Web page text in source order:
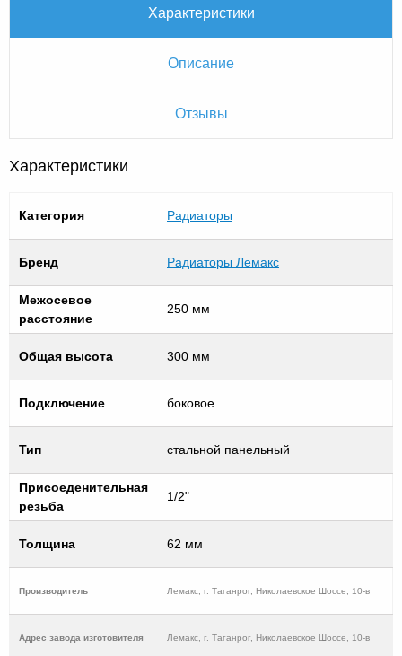
Характеристики
Описание
Отзывы
Характеристики
Категория Радиаторы
Бренд Радиаторы Лемакс
Межосевое
расстояние
250 мм
Общая высота 300 мм
Подключение боковое
Тип стальной панельный
Присоеденительная
резьба
1/2"
Толщина 62 мм
Производитель Лемакс, г. Таганрог, Николаевское Шоссе, 10-в
Адрес завода изготовителя Лемакс, г. Таганрог, Николаевское Шоссе, 10-в